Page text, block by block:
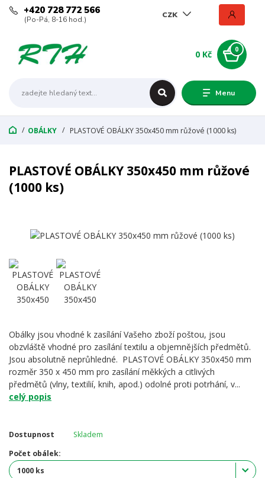
Menu
CZK
+420 728 772 566
(Po-Pá, 8-16 hod.)
0
0 Kč
OBÁLKY PLASTOVÉ OBÁLKY 350x450 mm růžové (1000 ks)
PLASTOVÉ OBÁLKY 350x450 mm růžové
(1000 ks)
Obálky jsou vhodné k zasílání Vašeho zboží poštou, jsou
obzvláště vhodné pro zasílání textilu a objemnějších předmětů.
Jsou absolutně neprůhledné. PLASTOVÉ OBÁLKY 350x450 mm
rozměr 350 x 450 mm pro zasílání měkkých a citlivých
předmětů (vlny, textilií, knih, apod.) odolné proti potrhání, v...
celý popis
Dostupnost
Skladem
Počet obálek: